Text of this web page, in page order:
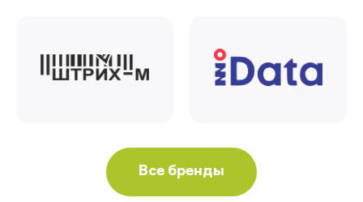
Все бренды